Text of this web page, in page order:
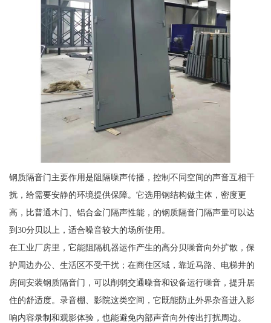
钢质隔音门主要作用是阻隔噪声传播，控制不同空间的声音互相干
扰，给需要安静的环境提供保障。它选用钢结构做主体，密度更
高，比普通木门、铝合金门隔声性能，的钢质隔音门隔声量可以达
到30分贝以上，适合噪音较大的场所使用。
在工业厂房里，它能阻隔机器运作产生的高分贝噪音向外扩散，保
护周边办公、生活区不受干扰；在商住区域，靠近马路、电梯井的
房间安装钢质隔音门，可以削弱交通噪音和设备运行噪音，提升居
住的舒适度。录音棚、影院这类空间，它既能防止外界杂音进入影
响内容录制和观影体验，也能避免内部声音向外传出打扰周边。